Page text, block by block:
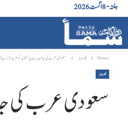
ہفتہ - 8 اگست 2026
Home کاروبار سعودی عرب کی جانب سے پاکستان کو مزید 1 ارب ڈالر کے فنڈز موصول
کاروبار
سعودی عرب کی جانب سے